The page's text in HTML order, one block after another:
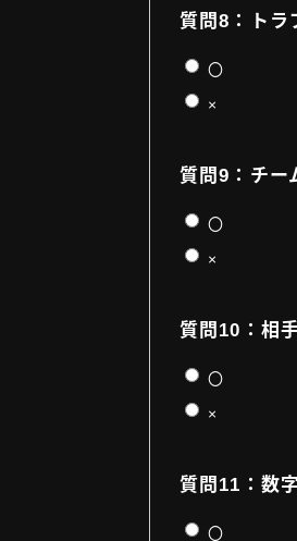
質問8：トラ
〇
×
質問9：チー
〇
×
質問10：相
〇
×
質問11：数
〇